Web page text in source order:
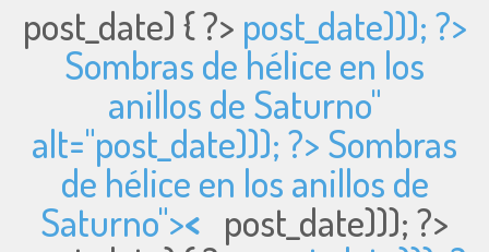
post_date) { ?> post_date))); ?>
Sombras de hélice en los
anillos de Saturno"
alt="post_date))); ?> Sombras
de hélice en los anillos de
Saturno">< post_date))); ?>